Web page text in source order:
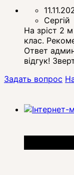
Сергій
На зріст 2 м
клас.
Ответ
відгук!
Задать вопрос